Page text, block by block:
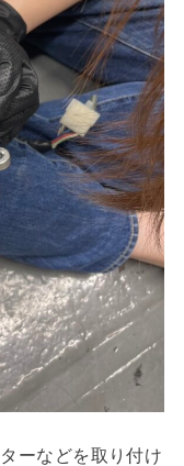
ーなどを取り付け